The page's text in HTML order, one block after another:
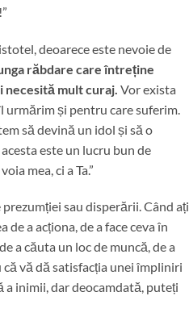
deoarece este nevoie de
răbdare care întreține
mult curaj. Vor exista
urmărim și pentru care suferim.
să devină un idol și să o
este un lucru bun de
voia mea, ci a Ta.”
sau disperării. Când ați
a acționa, de a face ceva în
a căuta un loc de muncă, de a
vă dă satisfacția unei împliniri
inimii, dar deocamdată, puteți